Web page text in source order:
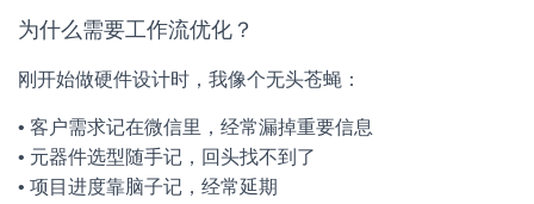
为什么需要工作流优化？
刚开始做硬件设计时，我像个无头苍蝇：
• 客户需求记在微信里，经常漏掉重要信息
• 元器件选型随手记，回头找不到了
• 项目进度靠脑子记，经常延期